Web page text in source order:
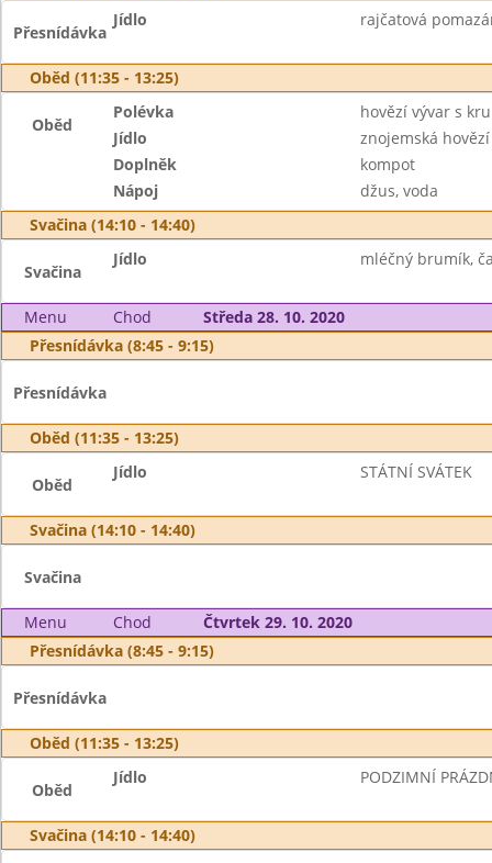
Přesnídávka
Jídlo rajčatová
Oběd (11:35 - 13:25)
Oběd
Polévka
hovězí vývar s
Jídlo
znojemská
Doplněk
kompot
Nápoj
džus, voda
Svačina (14:10 - 14:40)
Svačina
Jídlo mléčný brumík,
Menu Chod
Středa 28. 10. 2020
Přesnídávka (8:45 - 9:15)
Přesnídávka
Oběd (11:35 - 13:25)
Oběd
Jídlo STÁTNÍ SVÁTEK
Svačina (14:10 - 14:40)
Svačina
Menu Chod
Čtvrtek 29. 10. 2020
Přesnídávka (8:45 - 9:15)
Přesnídávka
Oběd (11:35 - 13:25)
Oběd
Jídlo PODZIMNÍ
Svačina (14:10 - 14:40)